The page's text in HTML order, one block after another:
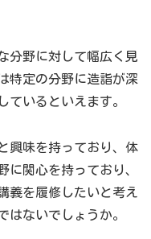
分野に対して幅広く見
特定の分野に造詣が深
ているといえます。
興味を持っており、体
に関心を持っており、
義を履修したいと考え
はないでしょうか。